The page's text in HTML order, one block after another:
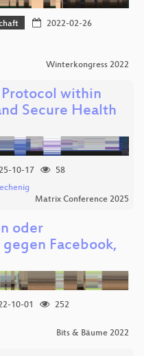
2022-02-26
Winterkongress 2022
within
Secure Health
10-17
58
Matrix Conference 2025
oder
Facebook,
10-01
252
Bits & Bäume 2022